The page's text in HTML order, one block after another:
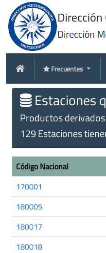
Frecuentes
Estaciones
Productos derivados
129 Estaciones
Código Nacional
170001
180005
180017
180018